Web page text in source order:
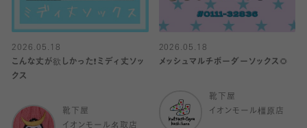
2026.05.18
こんな丈が欲しかった❗️ミディ丈ソッ
クス
靴下屋
イオンモール名取店
2026.05.18
メッシュマルチボーダーソックス🌻
靴下屋
イオンモール橿原店